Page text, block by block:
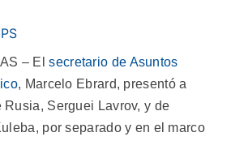
– Elsecretario de Asuntos
, Marcelo Ebrard, presentó a
Serguei Lavrov, y de
por separado y en el marco